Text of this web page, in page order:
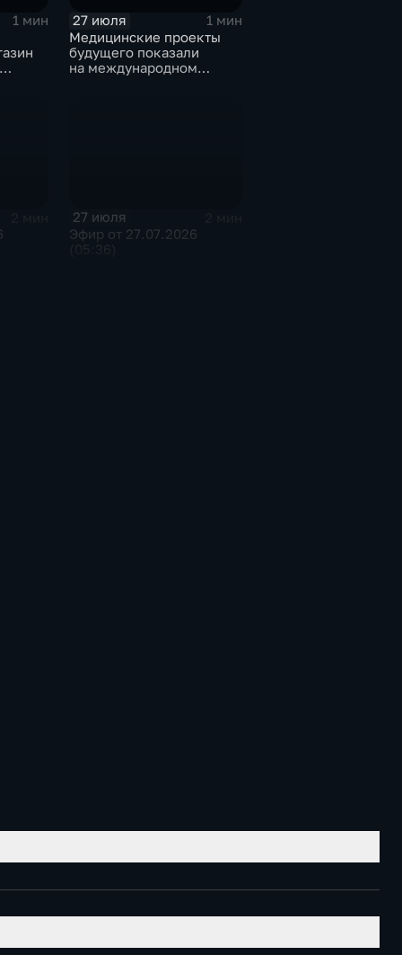
1 мин 27 июля
1 мин
Медицинские проекты
будущего показали
на международном
27 июля
Эфир от 27.07.2026